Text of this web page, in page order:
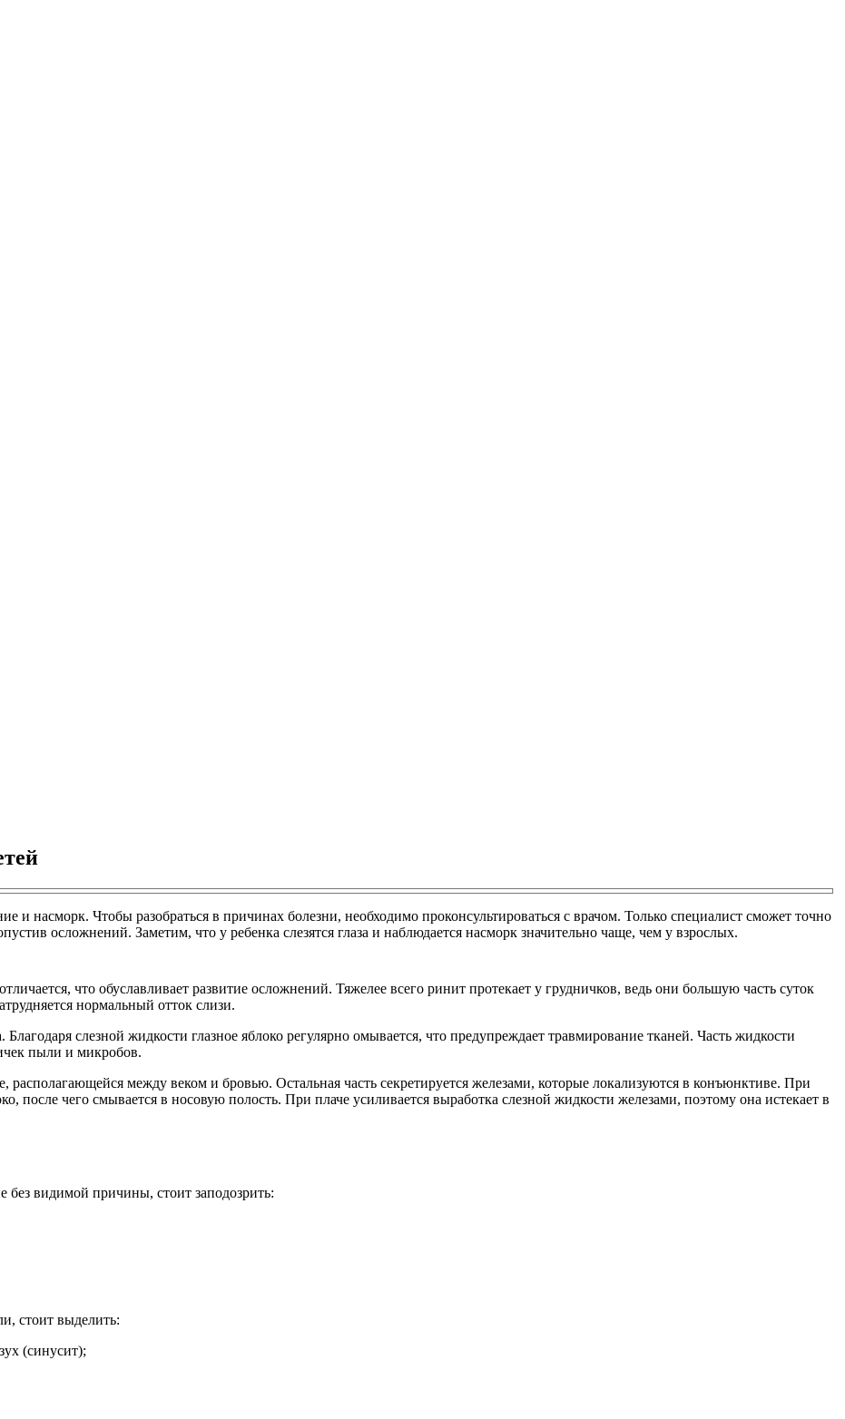
и насморк. Чтобы разобраться в причинах болезни, необходимо проконсультироваться с врачом. Только специалист сможет точно
осложнений. Заметим, что у ребенка слезятся глаза и наблюдается насморк значительно чаще, чем у взрослых.
что обуславливает развитие осложнений. Тяжелее всего ринит протекает у грудничков, ведь они большую часть суток
нормальный отток слизи.
Благодаря слезной жидкости глазное яблоко регулярно омывается, что предупреждает травмирование тканей. Часть жидкости
пыли и микробов.
располагающейся между веком и бровью. Остальная часть секретируется железами, которые локализуются в конъюнктиве. При
после чего смывается в носовую полость. При плаче усиливается выработка слезной жидкости железами, поэтому она истекает в
без видимой причины, стоит заподозрить:
стоит выделить:
(синусит);